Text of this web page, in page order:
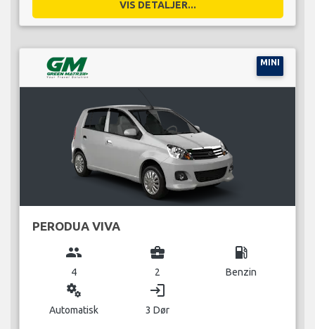
VIS DETALJER...
MINI
PERODUA VIVA
group
4
business_center
2
local_gas_station
Benzin
miscellaneous_services
Automatisk
login
3 Dør